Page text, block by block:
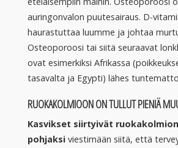
auringonvalon puutesairaus. D-
haurastuttaa luumme ja johtaa
Osteoporoosi tai siitä seuraavat
ovat esimerkiksi Afrikassa
tasavalta ja Egypti) lähes
RUOKAKOLMIOON ON TULLUT PIENIÄ
Kasvikset siirtyivät ruokakolmion
pohjaksiviestimään siitä, että